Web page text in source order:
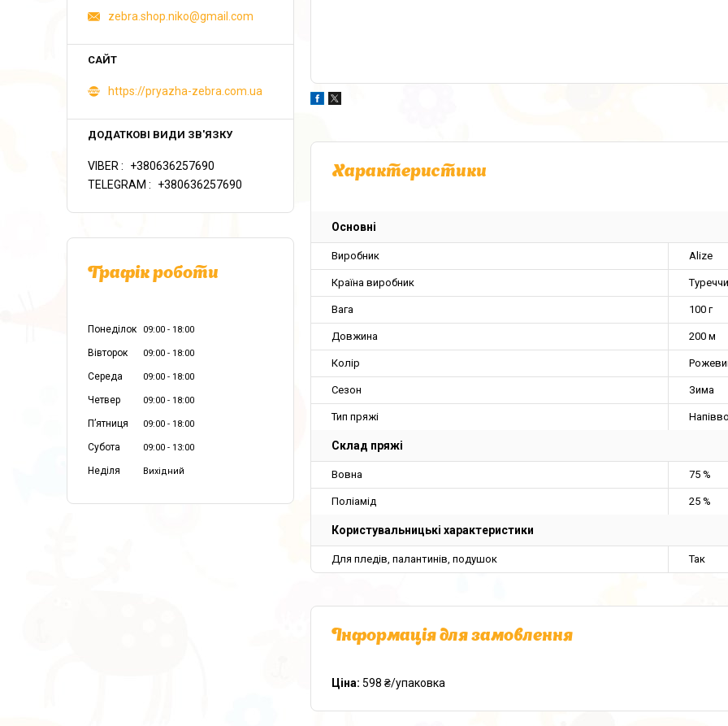
Характеристики
Основні
Виробник Alize
Країна виробник
Вага 100 г
Довжина 200 м
Колір
Сезон Зима
Тип пряжі
Склад пряжі
Вовна 75 %
Поліамід 25 %
Користувальницькі характеристики
Для пледів, палантинів, подушок Так
Інформація для замовлення
Ціна: 598 ₴/упаковка
zebra.shop.niko@gmail.com
https://pryazha-zebra.com.ua
VIBER
+380636257690
TELEGRAM
+380636257690
Графік роботи
Понеділок 09:00 18:00
Вівторок 09:00 18:00
Середа 09:00 18:00
Четвер 09:00 18:00
Пʼятниця 09:00 18:00
Субота 09:00 13:00
Неділя Вихідний